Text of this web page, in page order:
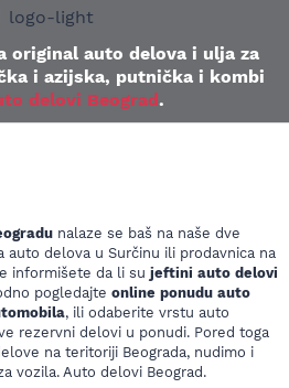
original auto delova i ulja za
i azijska, putnička i kombi
delovi Beograd.
nalaze se baš na naše dve
auto delova u Surčinu ili prodavnica na
informišete da li su jeftini auto delovi
pogledajte online ponudu auto
, ili odaberite vrstu auto
rezervni delovi u ponudi. Pored toga
na teritoriji Beograda, nudimo i
vozila. Auto delovi Beograd.